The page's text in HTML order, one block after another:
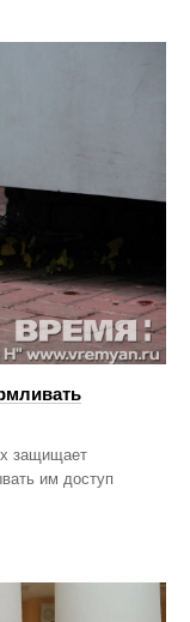
защищает
им доступ